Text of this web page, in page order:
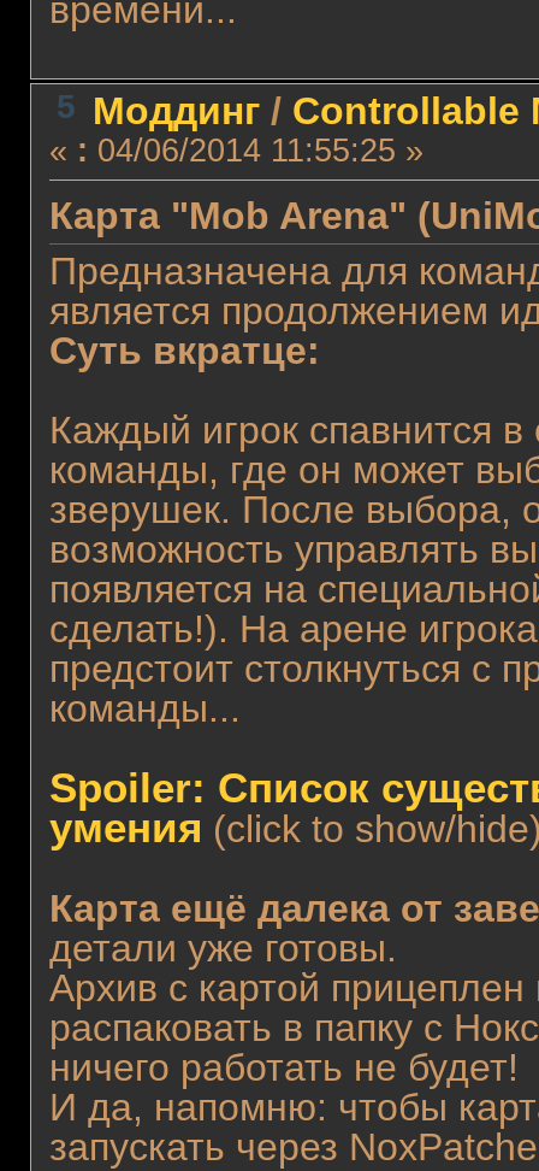
времени...
5 Моддинг/ Controllable
« : 04/06/2014 11:55:25 »
Карта "Mob Arena"
Предназначена для
является продолжением
Суть вкратце:
Каждый игрок спавнится
команды, где он может
зверушек. После выбора,
возможность управлять
появляется на
сделать!). На арене
предстоит столкнуться с
команды...
Spoiler: Список
умения (click to show/
Карта ещё далека от
детали уже готовы.
Архив с картой
распаковать в папку с
ничего работать не будет!
И да, напомню: чтобы
запускать через